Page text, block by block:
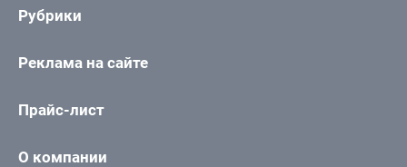
Рубрики
Реклама на сайте
Прайс-лист
О компании